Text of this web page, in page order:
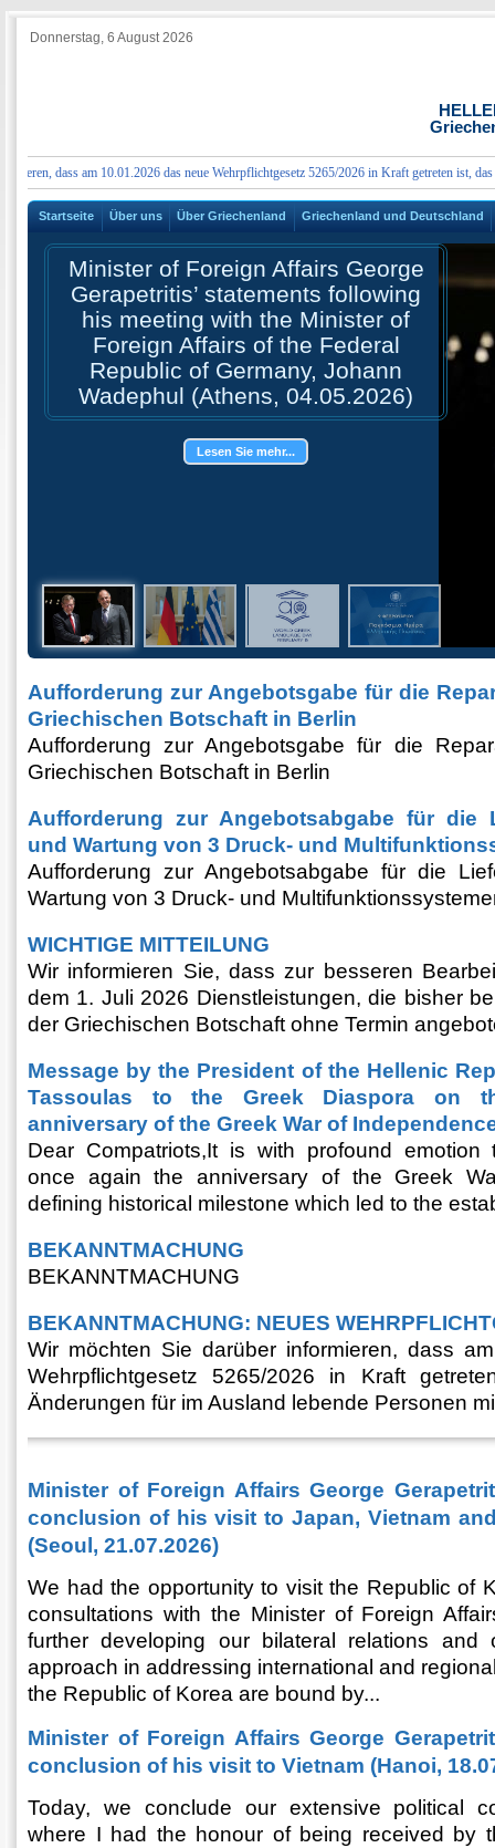
Donnerstag, 6 August 2026
dass am 10.01.2026 das neue Wehrpflichtgesetz 5265/2026 in Kraft getreten ist, das
Startseite Über uns Über Griechenland Griechenland und Deutschland
Minister of Foreign Affairs George
Gerapetritis’ statements following
his meeting with the Minister of
Foreign Affairs of the Federal
Republic of Germany, Johann
Wadephul (Athens, 04.05.2026)
Lesen Sie mehr...
Aufforderung zur Angebotsgabe für die
Griechischen Botschaft in Berlin
Aufforderung zur Angebotsgabe für die
Griechischen Botschaft in Berlin
Aufforderung zur Angebotsabgabe für die
und Wartung von 3 Druck- und
Aufforderung zur Angebotsabgabe für die
Wartung von 3 Druck- und
WICHTIGE MITTEILUNG
Wir informieren Sie, dass zur besseren
dem 1. Juli 2026 Dienstleistungen, die bisher
der Griechischen Botschaft ohne Termin
Message by the President of the Hellenic
Tassoulas to the Greek Diaspora on
anniversary of the Greek War of
Dear Compatriots,It is with profound emotion
once again the anniversary of the Greek
defining historical milestone which led to the
BEKANNTMACHUNG
BEKANNTMACHUNG
BEKANNTMACHUNG: NEUES
Wir möchten Sie darüber informieren, dass
Wehrpflichtgesetz 5265/2026 in Kraft
Änderungen für im Ausland lebende Personen
Minister of Foreign Affairs George
conclusion of his visit to Japan, Vietnam
(Seoul, 21.07.2026)
We had the opportunity to visit the Republic of
consultations with the Minister of Foreign
further developing our bilateral relations and
approach in addressing international and
the Republic of Korea are bound by...
Minister of Foreign Affairs George
conclusion of his visit to Vietnam (Hanoi,
Today, we conclude our extensive political
where I had the honour of being received by